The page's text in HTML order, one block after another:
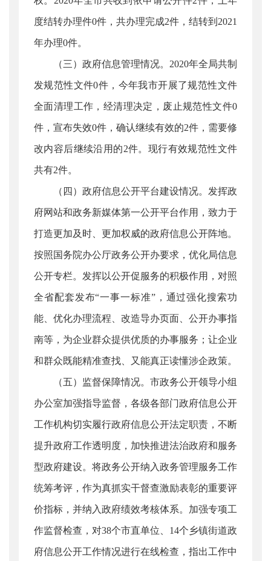
度结转办理件0件，共办理完成2件，结转到2021
年办理0件。
（三）政府信息管理情况。2020年全局共制
发规范性文件0件，今年我市开展了规范性文件
全面清理工作，经清理决定，废止规范性文件0
件，宣布失效0件，确认继续有效的2件，需要修
改内容后继续沿用的2件。现行有效规范性文件
共有2件。
（四）政府信息公开平台建设情况。发挥政
府网站和政务新媒体第一公开平台作用，致力于
打造更加及时、更加权威的政府信息公开阵地。
按照国务院办公厅政务公开办要求，优化局信息
公开专栏。发挥以公开促服务的积极作用，对照
全省配套发布“一事一标准”，通过强化搜索功
能、优化办理流程、改造导办页面、公开办事指
南等，为企业群众提供优质的办事服务；让企业
和群众既能精准查找、又能真正读懂涉企政策。
（五）监督保障情况。市政务公开领导小组
办公室加强指导监督，各级各部门政府信息公开
工作机构切实履行政府信息公开法定职责，不断
提升政府工作透明度，加快推进法治政府和服务
型政府建设。将政务公开纳入政务管理服务工作
统筹考评，作为真抓实干督查激励表彰的重要评
价指标，并纳入政府绩效考核体系。加强专项工
作监督检查，对38个市直单位、14个乡镇街道政
府信息公开工作情况进行在线检查，指出工作中